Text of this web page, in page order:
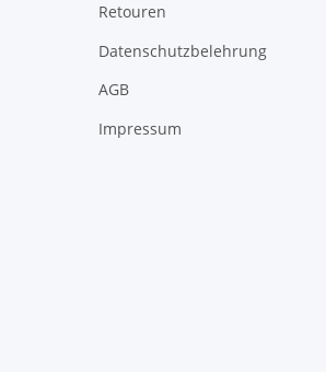
Retouren
Datenschutzbelehrung
AGB
Impressum